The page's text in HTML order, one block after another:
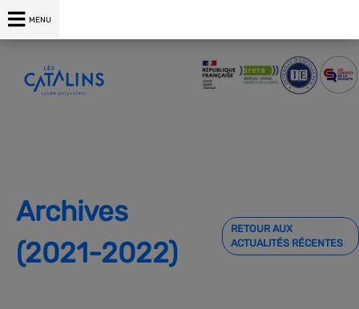
MENU
Archives
(2021-2022)
RETOUR AUX
ACTUALITÉS RÉCENTES